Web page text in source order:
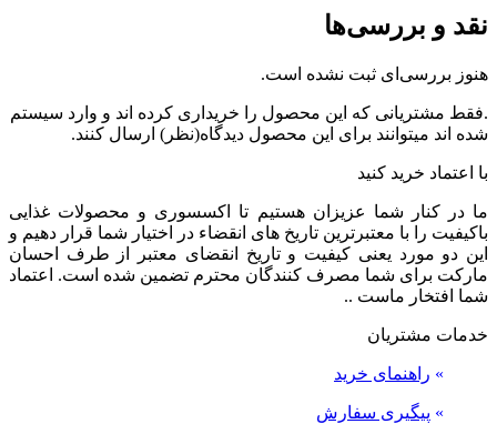
نقد و بررسی‌ها
هنوز بررسی‌ای ثبت نشده است.
.فقط مشتریانی که این محصول را خریداری کرده اند و وارد سیستم
شده اند میتوانند برای این محصول دیدگاه(نظر) ارسال کنند.
با اعتماد خرید کنید
ما در کنار شما عزیزان هستیم تا اکسسوری و محصولات غذایی
باکیفیت را با معتبرترین تاریخ های انقضاء در اختیار شما قرار دهیم و
این دو مورد یعنی کیفیت و تاریخ انقضای معتبر از طرف احسان
مارکت برای شما مصرف کنندگان محترم تضمین شده است. اعتماد
شما افتخار ماست ..
خدمات مشتریان
» راهنمای خرید
» پیگیری سفارش